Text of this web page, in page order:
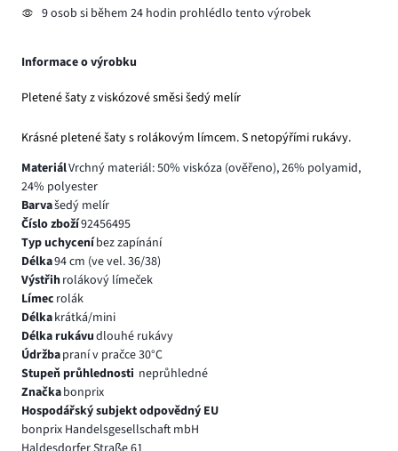
9 osob si během 24 hodin prohlédlo tento výrobek
Informace o výrobku
Pletené šaty z viskózové směsi šedý melír
Krásné pletené šaty s rolákovým límcem. S netopýřími rukávy.
MateriálVrchný materiál: 50% viskóza (ověřeno), 26% polyamid,
24% polyester
Barvašedý melír
Číslo zboží92456495
Typ uchyceníbez zapínání
Délka94 cm (ve vel. 36/38)
Výstřihrolákový límeček
Límec rolák
Délkakrátká/mini
Délka rukávudlouhé rukávy
Údržbapraní v pračce 30°C
Stupeň průhlednosti neprůhledné
Značkabonprix
Hospodářský subjekt odpovědný EU
bonprix Handelsgesellschaft mbH